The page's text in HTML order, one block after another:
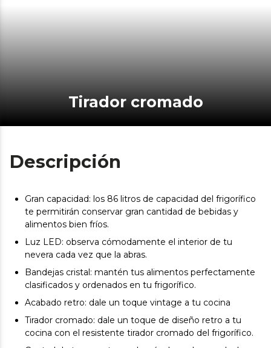
Tirador cromado
Descripción
Gran capacidad: los 86 litros de capacidad del frigorífico
te permitirán conservar gran cantidad de bebidas y
alimentos bien fríos.
Luz LED: observa cómodamente el interior de tu
nevera cada vez que la abras.
Bandejas cristal: mantén tus alimentos perfectamente
clasificados y ordenados en tu frigorífico.
Acabado retro: dale un toque vintage a tu cocina
Tirador cromado: dale un toque de diseño retro a tu
cocina con el resistente tirador cromado del frigorífico.